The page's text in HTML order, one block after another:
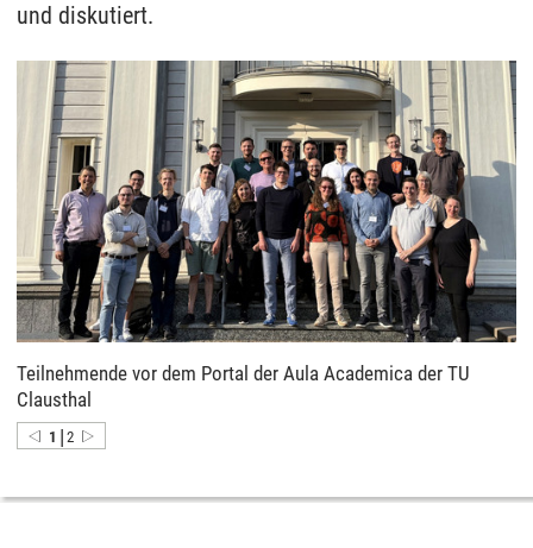
und diskutiert.
Teilnehmende vor dem Portal der Aula Academica der TU
Clausthal
1 | 2